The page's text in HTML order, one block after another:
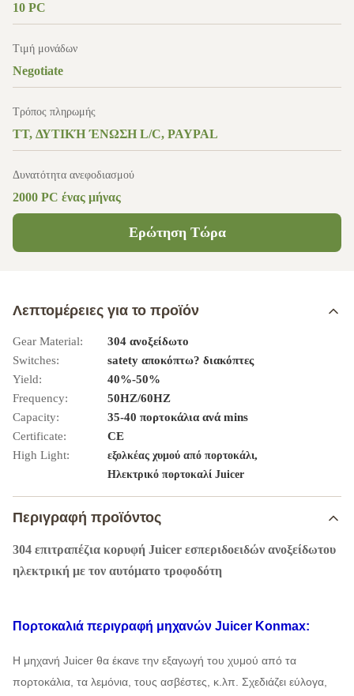
10 PC
Τιμή μονάδων
Negotiate
Τρόπος πληρωμής
TT, ΔΥΤΙΚΉ ΈΝΩΣΗ L/C, PAYPAL
Δυνατότητα ανεφοδιασμού
2000 PC ένας μήνας
Ερώτηση Τώρα
Λεπτομέρειες για το προϊόν
Gear Material:
304 ανοξείδωτο
Switches:
satety αποκόπτω? διακόπτες
Yield:
40%-50%
Frequency:
50HZ/60HZ
Capacity:
35-40 πορτοκάλια ανά mins
Certificate:
CE
High Light:
εξολκέας χυμού από πορτοκάλι,
Ηλεκτρικό πορτοκαλί Juicer
Περιγραφή προϊόντος
304 επιτραπέζια κορυφή Juicer εσπεριδοειδών ανοξείδωτου
ηλεκτρική με τον αυτόματο τροφοδότη
Πορτοκαλιά περιγραφή μηχανών Juicer Konmax:
Η μηχανή Juicer θα έκανε την εξαγωγή του χυμού από τα
πορτοκάλια, τα λεμόνια, τους ασβέστες, κ.λπ. Σχεδιάζει εύλογα,